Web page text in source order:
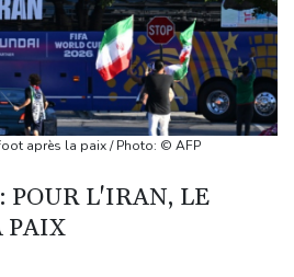
en France, près de deux tiers des
le Rhin en passe d'être coupé en
après des pluies torrentielles
du pays
l'inflation américaine
après la paix / Photo: © AFP
L'IRAN, LE
PAIX